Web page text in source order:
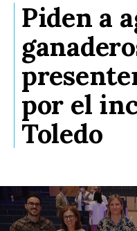
Piden a
por el
Toledo